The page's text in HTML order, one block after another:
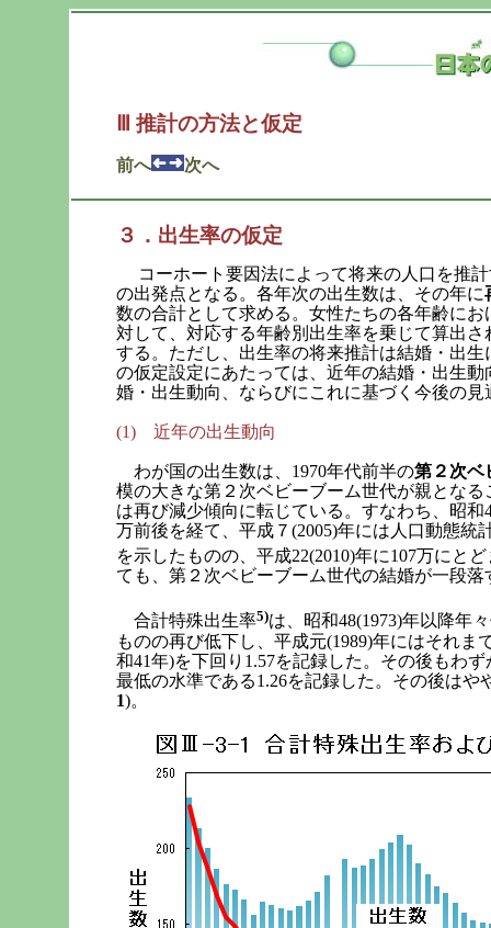
Ⅲ 推計の方法と仮定
前へ 次へ
３．出生率の仮定
コーホート要因法によって将来の人口を推
の出発点となる。各年次の出生数は、その年に
数の合計として求める。女性たちの各年齢に
対して、対応する年齢別出生率を乗じて算出
する。ただし、出生率の将来推計は結婚・出
の仮定設定にあたっては、近年の結婚・出生
婚・出生動向、ならびにこれに基づく今後の
(1) 近年の出生動向
わが国の出生数は、1970年代前半の第２次ベ
模の大きな第２次ベビーブーム世代が親とな
は再び減少傾向に転じている。すなわち、昭和
万前後を経て、平成７(2005)年には人口動態統
を示したものの、平成22(2010)年に107万にと
ても、第２次ベビーブーム世代の結婚が一段
合計特殊出生率5)は、昭和48(1973)年以降年
ものの再び低下し、平成元(1989)年にはそれ
和41年)を下回り1.57を記録した。その後もわ
最低の水準である1.26を記録した。その後はや
1)。